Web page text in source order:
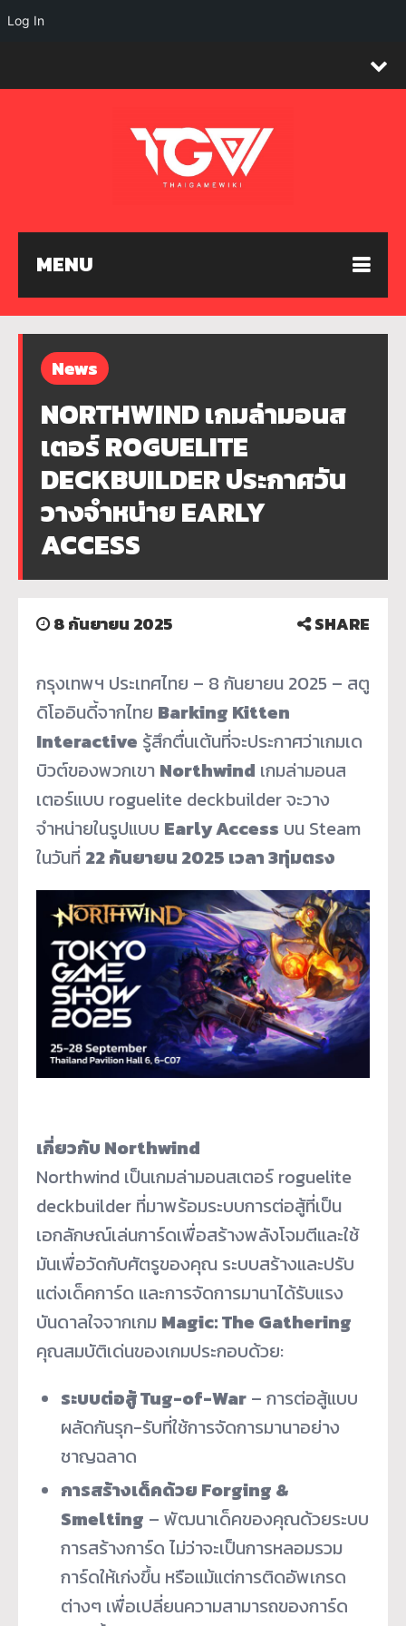
MENU
News
NORTHWIND เกมล่ามอนส
เตอร์ ROGUELITE
DECKBUILDER ประกาศวัน
วางจำหน่าย EARLY
ACCESS
8 กันยายน 2025 SHARE
กรุงเทพฯ ประเทศไทย – 8 กันยายน 2025 – สตู
ดิโออินดี้จากไทย Barking Kitten
Interactive รู้สึกตื่นเต้นที่จะประกาศว่าเกมเด
บิวต์ของพวกเขา Northwind เกมล่ามอนส
เตอร์แบบ roguelite deckbuilder จะวาง
จำหน่ายในรูปแบบ Early Access บน Steam
ในวันที่ 22 กันยายน 2025 เวลา 3ทุ่มตรง
เกี่ยวกับ Northwind
Northwind เป็นเกมล่ามอนสเตอร์ roguelite
deckbuilder ที่มาพร้อมระบบการต่อสู้ที่เป็น
เอกลักษณ์เล่นการ์ดเพื่อสร้างพลังโจมตีและใช้
มันเพื่อวัดกับศัตรูของคุณ ระบบสร้างและปรับ
แต่งเด็คการ์ด และการจัดการมานาได้รับแรง
บันดาลใจจากเกม Magic: The Gathering
คุณสมบัติเด่นของเกมประกอบด้วย:
ระบบต่อสู้ Tug-of-War– การต่อสู้แบบ
ผลัดกันรุก-รับที่ใช้การจัดการมานาอย่าง
ชาญฉลาด
การสร้างเด็คด้วย Forging &
Smelting – พัฒนาเด็คของคุณด้วยระบบ
การสร้างการ์ด ไม่ว่าจะเป็นการหลอมรวม
การ์ดให้เก่งขึ้น หรือแม้แต่การติดอัพเกรด
ต่างๆ เพื่อเปลี่ยนความสามารถของการ์ด
Log In